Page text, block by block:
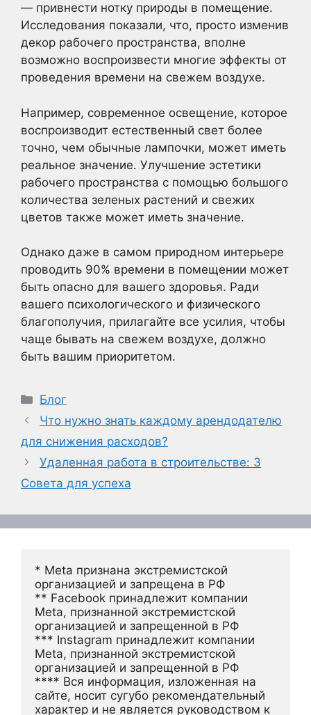
— привнести нотку природы в помещение.
Исследования показали, что, просто изменив
декор рабочего пространства, вполне
возможно воспроизвести многие эффекты от
проведения времени на свежем воздухе.
Например, современное освещение, которое
воспроизводит естественный свет более
точно, чем обычные лампочки, может иметь
реальное значение. Улучшение эстетики
рабочего пространства с помощью большого
количества зеленых растений и свежих
цветов также может иметь значение.
Однако даже в самом природном интерьере
проводить 90% времени в помещении может
быть опасно для вашего здоровья. Ради
вашего психологического и физического
благополучия, прилагайте все усилия, чтобы
чаще бывать на свежем воздухе, должно
быть вашим приоритетом.
Рубрики
Блог
Что нужно знать каждому арендодателю
для снижения расходов?
Удаленная работа в строительстве: 3
Совета для успеха
* Meta признана экстремистской
организацией и запрещена в РФ
** Facebook принадлежит компании
Meta, признанной экстремистской
организацией и запрещенной в РФ
*** Instagram принадлежит компании
Meta, признанной экстремистской
организацией и запрещенной в РФ
**** Вся информация, изложенная на
сайте, носит сугубо рекомендательный
характер и не является руководством к